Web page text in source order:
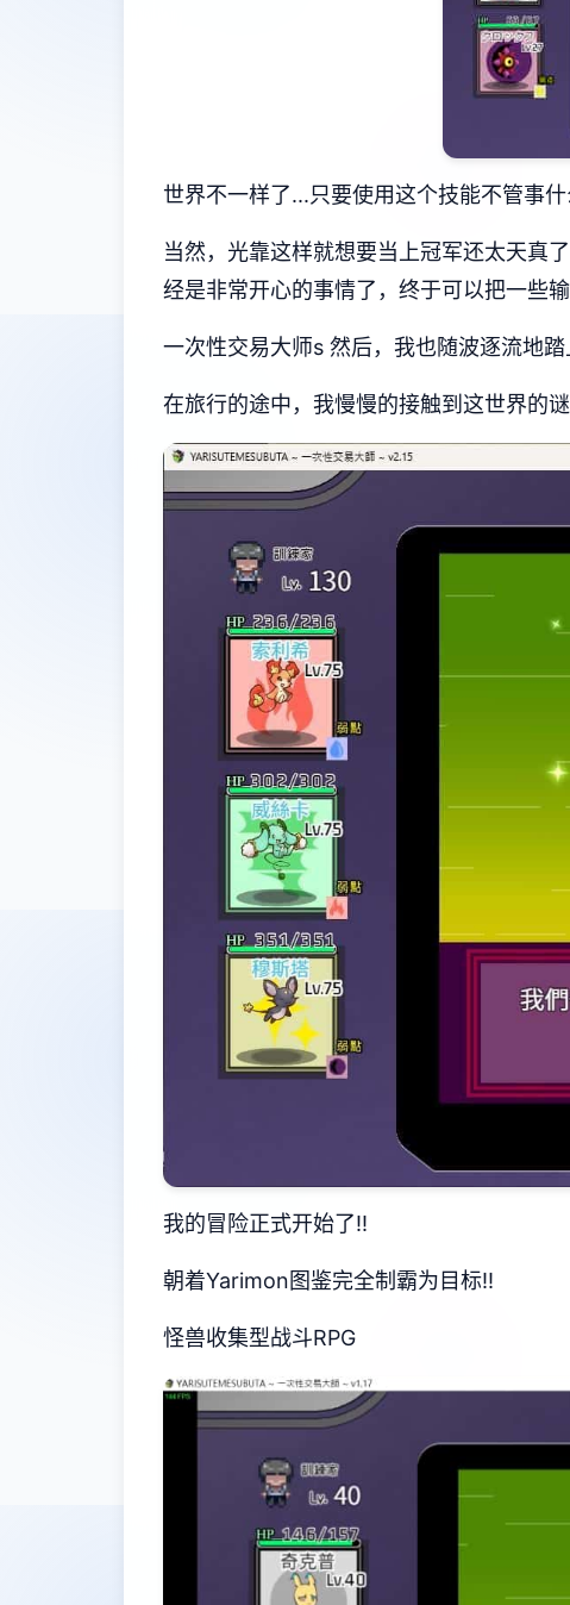
世界不一样了...只要使用这个技能不管事
当然，光靠这样就想要当上冠军还太天真
经是非常开心的事情了，终于可以把一些
一次性交易大师s 然后，我也随波逐流地
在旅行的途中，我慢慢的接触到这世界的
我的冒险正式开始了!!
朝着Yarimon图鉴完全制霸为目标!!
怪兽收集型战斗RPG